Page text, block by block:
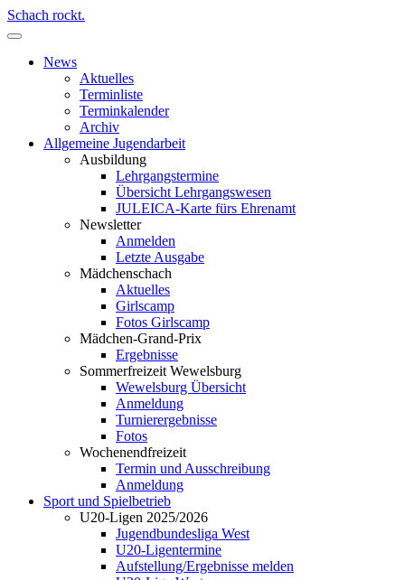
Schach rockt.
News
Aktuelles
Terminliste
Terminkalender
Archiv
Allgemeine Jugendarbeit
Ausbildung
Lehrgangstermine
Übersicht Lehrgangswesen
JULEICA-Karte fürs Ehrenamt
Newsletter
Anmelden
Letzte Ausgabe
Mädchenschach
Aktuelles
Girlscamp
Fotos Girlscamp
Mädchen-Grand-Prix
Ergebnisse
Sommerfreizeit Wewelsburg
Wewelsburg Übersicht
Anmeldung
Turnierergebnisse
Fotos
Wochenendfreizeit
Termin und Ausschreibung
Anmeldung
Sport und Spielbetrieb
U20-Ligen 2025/2026
Jugendbundesliga West
U20-Ligentermine
Aufstellung/Ergebnisse melden